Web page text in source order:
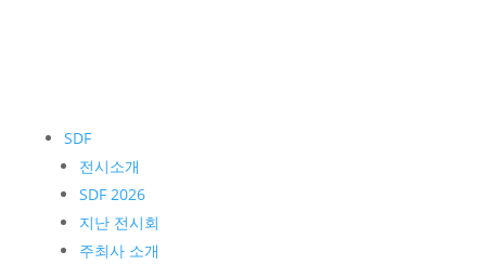
SDF
전시소개
SDF 2026
지난 전시회
주최사 소개